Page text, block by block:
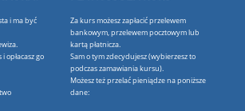
i ma być
opłacasz go
Za kurs możesz zapłacić przelewem
bankowym, przelewem pocztowym lub
kartą płatnicza.
Sam o tym zdecydujesz (wybierzesz to
podczas zamawiania kursu).
Możesz też przelać pieniądze na poniższe
dane: